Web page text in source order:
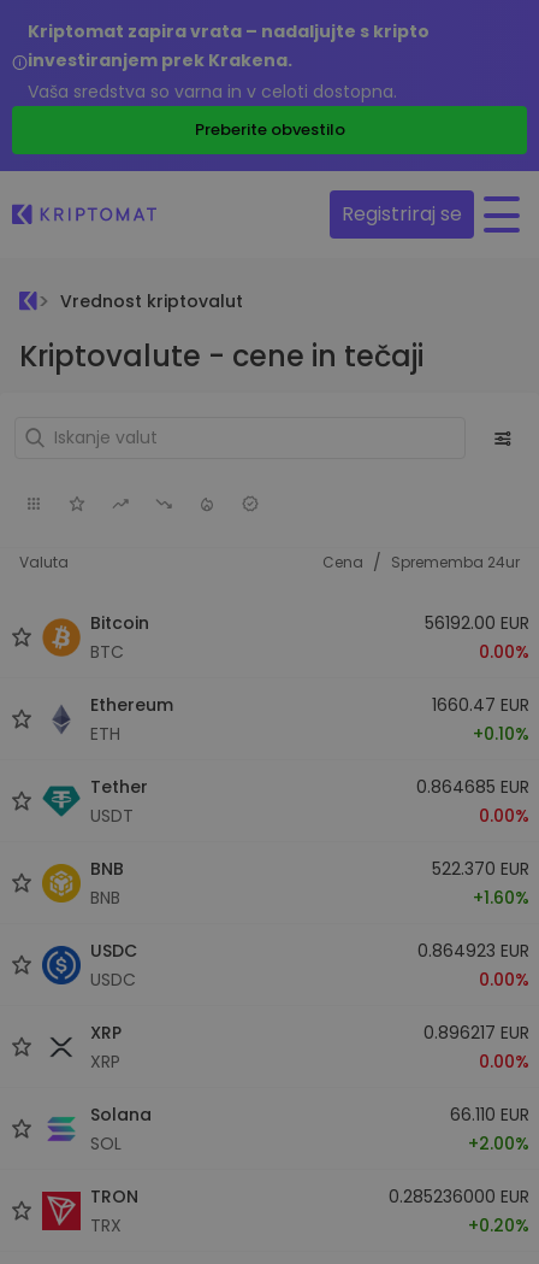
Kriptomat zapira vrata – nadaljujte s kripto
investiranjem prek Krakena.
Vaša sredstva so varna in v celoti dostopna.
Preberite obvestilo
Registriraj se
Vrednost kriptovalut
Kriptovalute - cene in tečaji
Valuta Cena / Sprememba 24ur
Bitcoin
BTC
56192.00 EUR
0.00%
Ethereum
ETH
1660.47 EUR
+0.10%
Tether
USDT
0.864685 EUR
0.00%
BNB
BNB
522.370 EUR
+1.60%
USDC
USDC
0.864923 EUR
0.00%
XRP
XRP
0.896217 EUR
0.00%
Solana
SOL
66.110 EUR
+2.00%
TRON
TRX
0.285236000 EUR
+0.20%